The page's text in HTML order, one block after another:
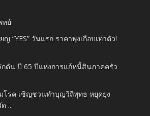
ทย์
ญ “YES” วันแรก ราคาพุ่งเกือบเท่าตัว!
ดัน ปี 65 ปีแห่งการแก้หนี้สินภาคครัว
โรค เชิญชวนทำบุญวิถีพุทธ หยุดยุง
...